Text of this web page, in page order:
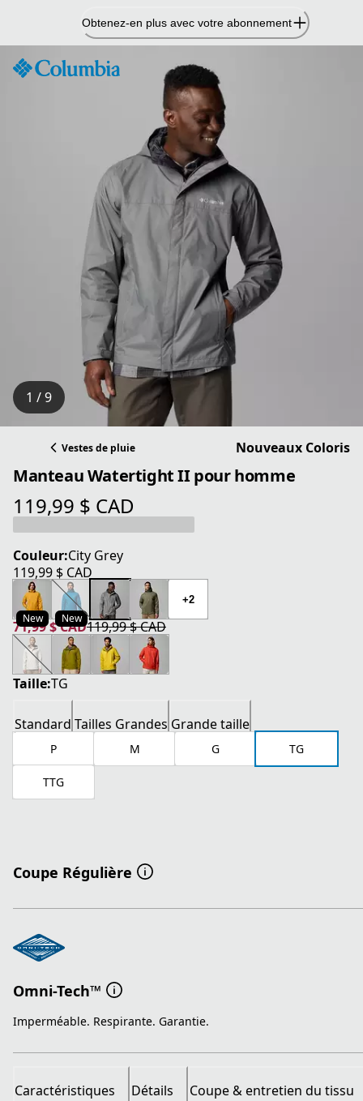
contenu
Obtenez-en plus avec votre abonnement
1 / 9
Vestes de pluie Nouveaux Coloris
Manteau Watertight II pour homme
119,99 $ CAD
prix actuel 119,99 $ CAD
Couleur:City Grey
119,99 $ CAD
prix actuel 119,99 $ CAD
New New
+2
71,99 $ CAD
prix actuel 71,99 $ CAD
119,99 $ CAD
prix original 119,99 $ CAD
Taille:TG
Standard Tailles Grandes Grande taille
P M G TG
TTG
Coupe Régulière
Omni-Tech™
Imperméable. Respirante. Garantie.
Caractéristiques Détails Coupe & entretien du tissu